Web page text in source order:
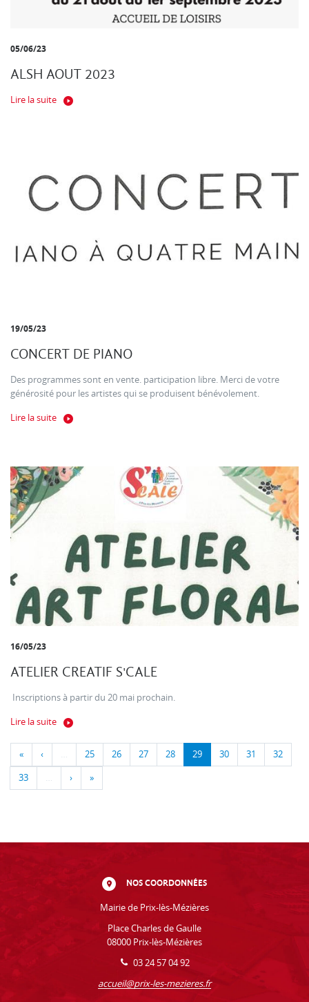
05/06/23
ALSH AOUT 2023
Lire la suite
19/05/23
CONCERT DE PIANO
Des programmes sont en vente. participation libre. Merci de votre
générosité pour les artistes qui se produisent bénévolement.
Lire la suite
16/05/23
ATELIER CREATIF S'CALE
Inscriptions à partir du 20 mai prochain.
Lire la suite
« ‹ … 25 26 27 28 29 30 31 32
33 … › »
NOS COORDONNÉES
Mairie de Prix-lès-Mézières
Place Charles de Gaulle
08000 Prix-lès-Mézières
03 24 57 04 92
accueil@prix-les-mezieres.fr